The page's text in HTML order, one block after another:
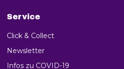
Service
Click & Collect
Newsletter
Infos zu COVID-19